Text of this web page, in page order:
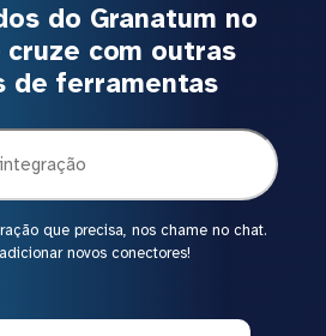
do Granatum no
com outras
de ferramentas
que precisa, nos chame no chat.
novos conectores!